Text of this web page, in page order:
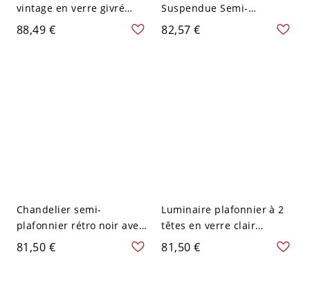
vintage en verre givré
avec 2 lumières pour
salon
88,49 €
Suspendue Semi-
Encastrée en Verre Clair
Finition Noire Rétro
82,57 €
Chandelier semi-
plafonnier rétro noir avec
abat-jour en verre clair
81,50 €
Luminaire plafonnier à 2
têtes en verre clair
sphérique antique semi-
encastré en noir
81,50 €